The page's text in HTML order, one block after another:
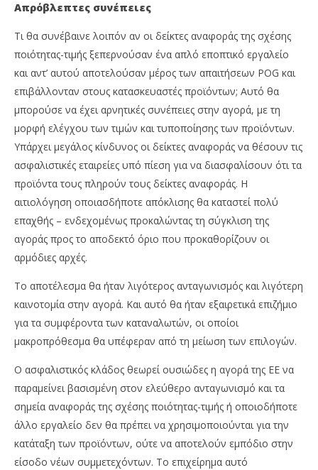
Απρόβλεπτες συνέπειες
Τι θα συνέβαινε λοιπόν αν οι δείκτες αναφοράς της σχέσης
ποιότητας-τιμής ξεπερνούσαν ένα απλό εποπτικό εργαλείο
και αντ’ αυτού αποτελούσαν μέρος των απαιτήσεων POG και
επιβάλλονταν στους κατασκευαστές προϊόντων; Αυτό θα
μπορούσε να έχει αρνητικές συνέπειες στην αγορά, με τη
μορφή ελέγχου των τιμών και τυποποίησης των προϊόντων.
Υπάρχει μεγάλος κίνδυνος οι δείκτες αναφοράς να θέσουν τις
ασφαλιστικές εταιρείες υπό πίεση για να διασφαλίσουν ότι τα
προϊόντα τους πληρούν τους δείκτες αναφοράς. Η
αιτιολόγηση οποιασδήποτε απόκλισης θα καταστεί πολύ
επαχθής – ενδεχομένως προκαλώντας τη σύγκλιση της
αγοράς προς το αποδεκτό όριο που προκαθορίζουν οι
αρμόδιες αρχές.
Το αποτέλεσμα θα ήταν λιγότερος ανταγωνισμός και λιγότερη
καινοτομία στην αγορά. Και αυτό θα ήταν εξαιρετικά επιζήμιο
για τα συμφέροντα των καταναλωτών, οι οποίοι
μακροπρόθεσμα θα υπέφεραν από τη μείωση των επιλογών.
Ο ασφαλιστικός κλάδος θεωρεί ουσιώδες η αγορά της ΕΕ να
παραμείνει βασισμένη στον ελεύθερο ανταγωνισμό και τα
σημεία αναφοράς της σχέσης ποιότητας-τιμής ή οποιοδήποτε
άλλο εργαλείο δεν θα πρέπει να χρησιμοποιούνται για την
κατάταξη των προϊόντων, ούτε να αποτελούν εμπόδιο στην
είσοδο νέων συμμετεχόντων. Το επιχείρημα αυτό